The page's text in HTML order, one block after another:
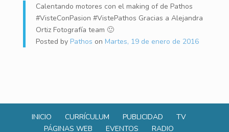
Calentando motores con el making of de Pathos
#VisteConPasion #VistePathos Gracias a Alejandra
Ortiz Fotografía team 🙂
Posted by Pathos on Martes, 19 de enero de 2016
INICIO CURRÍCULUM PUBLICIDAD
TV
PÁGINAS WEB
EVENTOS RADIO